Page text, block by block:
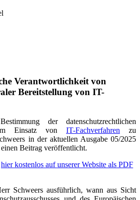
Verantwortlichkeit von
Bereitstellung von IT-
der datenschutzrechtlichen
Einsatz von IT-Fachverfahren zu
in der aktuellen Ausgabe 05/2025
einen Beitrag veröffentlicht.
hier kostenlos auf unserer Website als PDF
Schweers ausführlich, wann aus Sicht